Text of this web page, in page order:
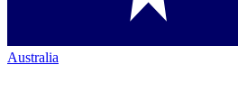
Australia